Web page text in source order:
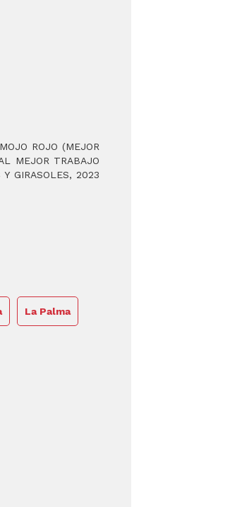
ROJO (MEJOR
MEJOR TRABAJO
GIRASOLES, 2023
La Palma